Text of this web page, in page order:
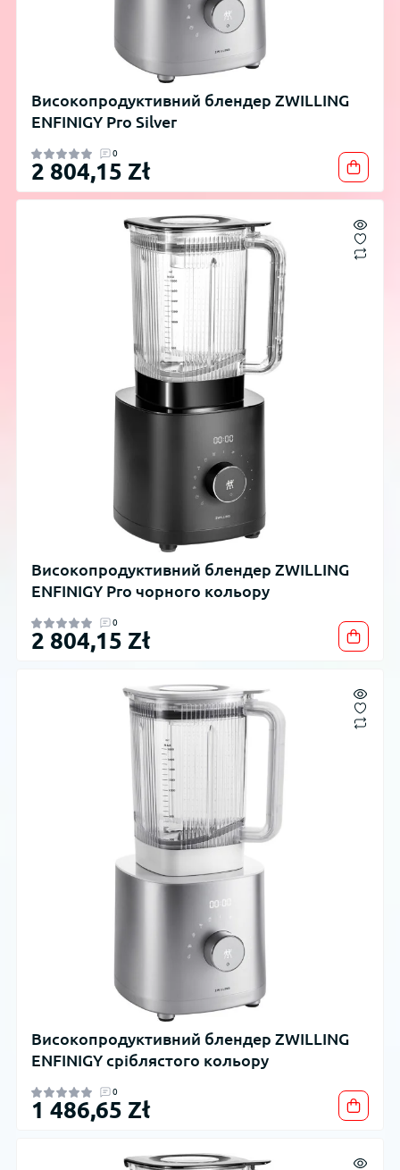
Високопродуктивний блендер ZWILLING
ENFINIGY Pro Silver
0
2 804,15 Zł
Високопродуктивний блендер ZWILLING
ENFINIGY Pro чорного кольору
0
2 804,15 Zł
Високопродуктивний блендер ZWILLING
ENFINIGY сріблястого кольору
0
1 486,65 Zł